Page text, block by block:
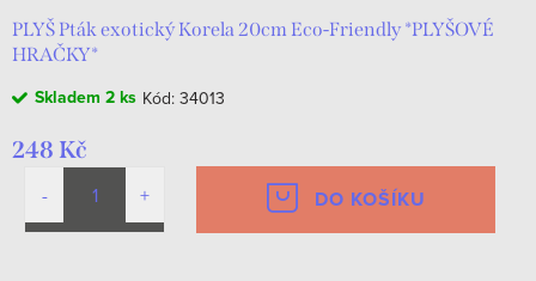
PLYŠ Pták exotický Korela 20cm Eco-Friendly *PLYŠOVÉ
HRAČKY*
Skladem 2 ks Kód: 34013
248 Kč
DO KOŠÍKU